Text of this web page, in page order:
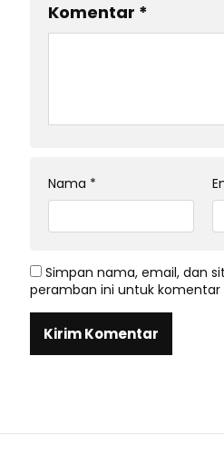
Komentar *
Nama *
Simpan nama, email, dan
peramban ini untuk komentar